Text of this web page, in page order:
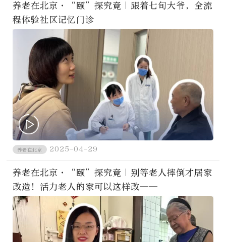
养老在北京·“颐”探究竟｜跟着七旬大爷，全流
程体验社区记忆门诊
养老在北京 2025-04-29
养老在北京·“颐”探究竟｜别等老人摔倒才居家
改造！活力老人的家可以这样改——